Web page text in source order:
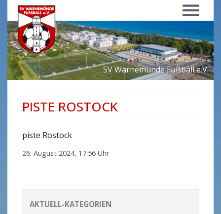
Menü
SV Warnemünde Fußball e.V.
PISTE ROSTOCK
piste Rostock
26. August 2024, 17:56 Uhr
AKTUELL-KATEGORIEN